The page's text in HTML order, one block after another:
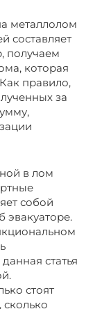
металлолом
составляет
получаем
которая
правило,
за
в лом
собой
эвакуаторе.
статья
стоят